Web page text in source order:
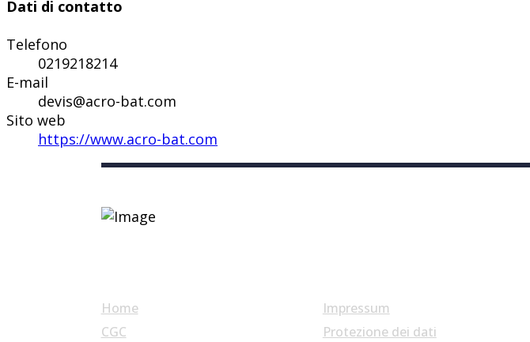
Dati di contatto
Telefono
0219218214
E-mail
devis@acro-bat.com
Sito web
https://www.acro-bat.com
Home
CGC
Impressum
Protezione dei dati